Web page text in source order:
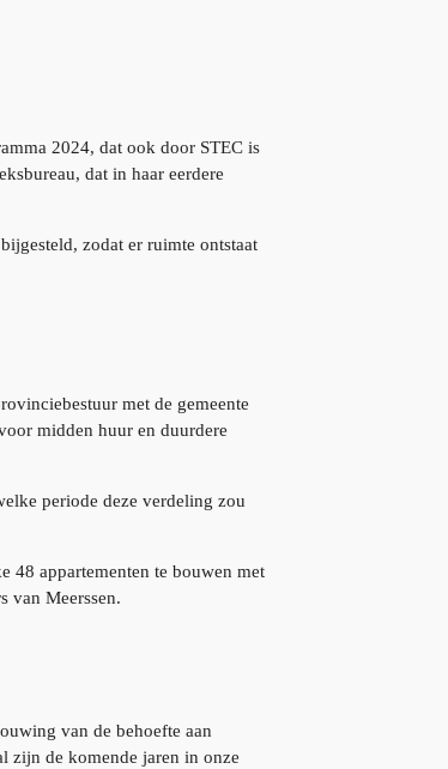
2024, dat ook door STEC is
dat in haar eerdere
zodat er ruimte ontstaat
met de gemeente
midden huur en duurdere
periode deze verdeling zou
48 appartementen te bouwen met
van Meerssen.
van de behoefte aan
zijn de komende jaren in onze